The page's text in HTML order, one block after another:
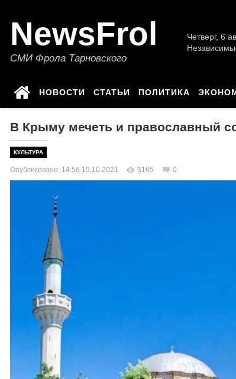
NewsFrol
СМИ Фрола Тарновского
Четверг, 6
НОВОСТИ СТАТЬИ ПОЛИТИКА
В Крыму мечеть и православный
КУЛЬТУРА
Опубликовано: 14:56 19.10.2021 3165 0